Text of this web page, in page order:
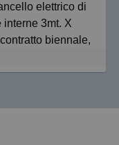
elettrico di
interne 3mt. X
biennale,